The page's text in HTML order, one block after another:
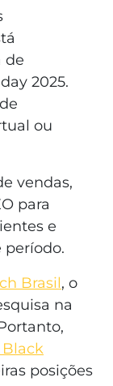
de
2025.
ou
vendas,
para
e
período.
Brasil, o
na
Black
posições